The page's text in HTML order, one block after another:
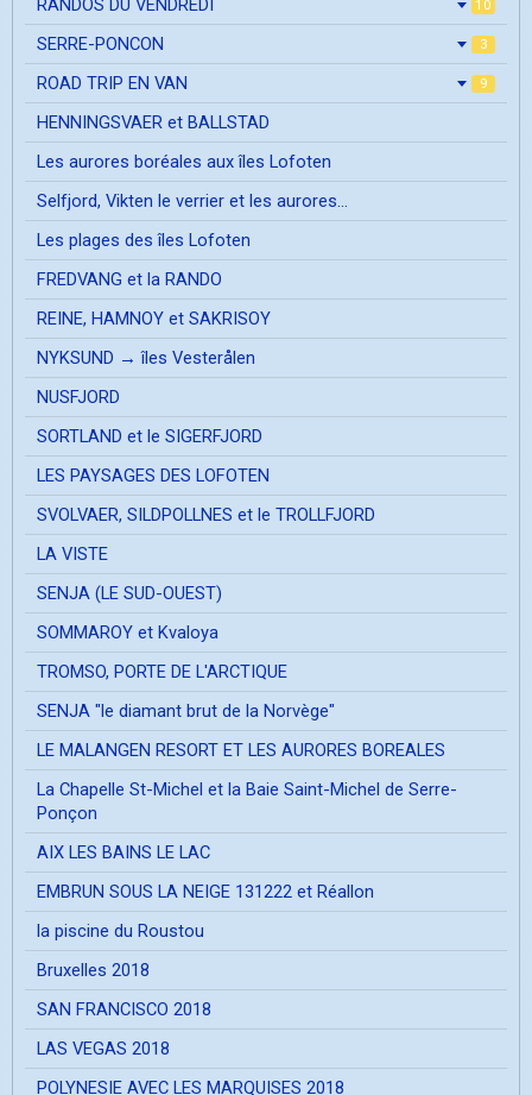
RANDOS DU VENDREDI 10
SERRE-PONCON 3
ROAD TRIP EN VAN 9
HENNINGSVAER et BALLSTAD
Les aurores boréales aux îles Lofoten
Selfjord, Vikten le verrier et les aurores...
Les plages des îles Lofoten
FREDVANG et la RANDO
REINE, HAMNOY et SAKRISOY
NYKSUND → îles Vesterålen
NUSFJORD
SORTLAND et le SIGERFJORD
LES PAYSAGES DES LOFOTEN
SVOLVAER, SILDPOLLNES et le TROLLFJORD
LA VISTE
SENJA (LE SUD-OUEST)
SOMMAROY et Kvaloya
TROMSO, PORTE DE L'ARCTIQUE
SENJA "le diamant brut de la Norvège"
LE MALANGEN RESORT ET LES AURORES BOREALES
La Chapelle St-Michel et la Baie Saint-Michel de Serre-
Ponçon
AIX LES BAINS LE LAC
EMBRUN SOUS LA NEIGE 131222 et Réallon
la piscine du Roustou
Bruxelles 2018
SAN FRANCISCO 2018
LAS VEGAS 2018
POLYNESIE AVEC LES MARQUISES 2018